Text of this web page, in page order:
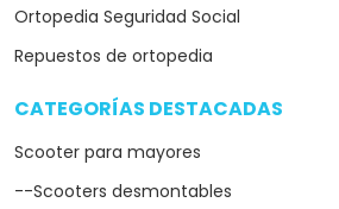
--Grúas para mayores y ancianos
Camas articuladas
--Camas ortopédicas
--Camas hospitalarias
--Camas elevables